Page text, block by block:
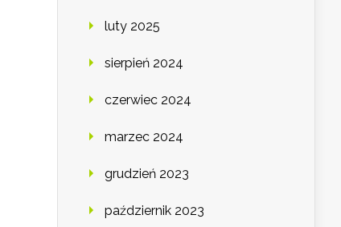
luty 2025
sierpień 2024
czerwiec 2024
marzec 2024
grudzień 2023
październik 2023